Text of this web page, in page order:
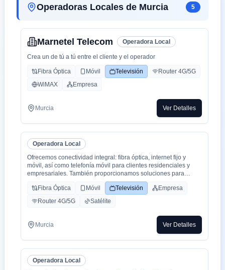
Operadoras Locales de Murcia 5
Marnetel Telecom Operadora Local
Crea un de tú a tú entre el cliente y el operador
Fibra Óptica Móvil Televisión
Router 4G/5G
WiMAX
Empresa
Murcia Ver Detalles
Operadora Local
Ofrecemos conectividad integral: fibra óptica, internet fijo y
móvil, así como telefonía móvil para clientes residenciales y
empresariales. También proporcionamos soluciones para
empresas, instalación de redes y servicios de ciberseguridad
Fibra Óptica
Móvil Televisión
Empresa
Router 4G/5G
Satélite
Murcia Ver Detalles
Operadora Local